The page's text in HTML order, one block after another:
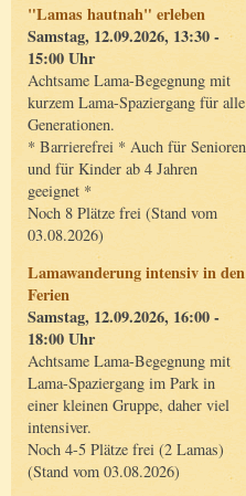
"Lamas hautnah" erleben
Samstag, 12.09.2026, 13:30 -
15:00 Uhr
Achtsame Lama-Begegnung mit
kurzem Lama-Spaziergang für alle
Generationen.
* Barrierefrei * Auch für Senioren
und für Kinder ab 4 Jahren
geeignet *
Noch 8 Plätze frei (Stand vom
03.08.2026)
Lamawanderung intensiv in den
Ferien
Samstag, 12.09.2026, 16:00 -
18:00 Uhr
Achtsame Lama-Begegnung mit
Lama-Spaziergang im Park in
einer kleinen Gruppe, daher viel
intensiver.
Noch 4-5 Plätze frei (2 Lamas)
(Stand vom 03.08.2026)